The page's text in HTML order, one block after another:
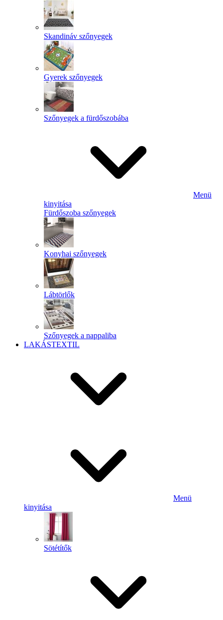
Skandináv szőnyegek
Gyerek szőnyegek
Szőnyegek a fürdőszobába
Menü
kinyitása
Fürdőszoba szőnyegek
Konyhai szőnyegek
Lábtörlők
Szőnyegek a nappaliba
LAKÁSTEXTIL
Menü
kinyitása
Sötétítők